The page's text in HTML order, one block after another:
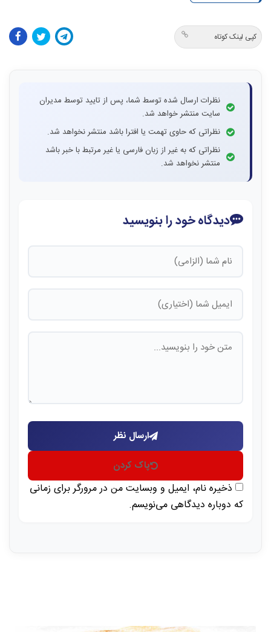
کپی لینک کوتاه
نظرات ارسال شده توسط شما، پس از تایید توسط مدیران
سایت منتشر خواهد شد.
نظراتی که حاوی تهمت یا افترا باشد منتشر نخواهد شد.
نظراتی که به غیر از زبان فارسی یا غیر مرتبط با خبر باشد
منتشر نخواهد شد.
دیدگاه خود را بنویسید
ارسال نظر
پاک کردن
ذخیره نام، ایمیل و وبسایت من در مرورگر برای زمانی
که دوباره دیدگاهی می‌نویسم.